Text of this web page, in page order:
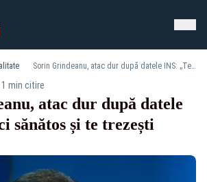
Sorin Grindeanu, atac dur după datele INS: „Te culci sănătos și te trezești mort”
1 min citire
atac dur după datele
sănătos și te trezești